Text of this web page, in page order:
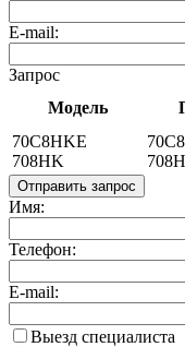
E-mail:
Запрос
Модель
70C8HKE
708HK
Отправить запрос
Имя:
Телефон:
E-mail:
Выезд специалиста